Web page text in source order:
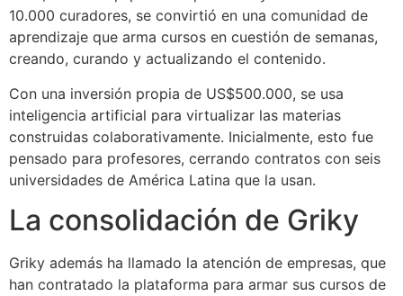
10.000 curadores, se convirtió en una comunidad de
aprendizaje que arma cursos en cuestión de semanas,
creando, curando y actualizando el contenido.
Con una inversión propia de US$500.000, se usa
inteligencia artificial para virtualizar las materias
construidas colaborativamente. Inicialmente, esto fue
pensado para profesores, cerrando contratos con seis
universidades de América Latina que la usan.
La consolidación de Griky
Griky además ha llamado la atención de empresas, que
han contratado la plataforma para armar sus cursos de